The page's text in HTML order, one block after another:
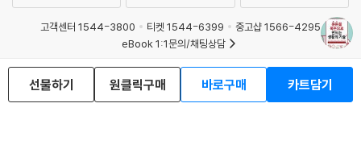
선물하기 원클릭구매 바로구매 카트담기
고객센터 1544-3800 티켓 1544-6399
중고샵 1566-4295
eBook 1:1문의/채팅상담
예스이십사(주) 사업자 정보
이용약관
개인정보처리방침
청소년보호정책